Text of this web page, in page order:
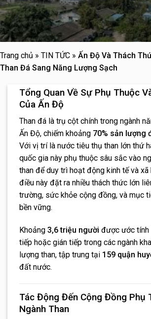
Trang chủ » TIN TỨC » Ấn Độ Và Thách
Than Đá Sang Năng Lượng Sạch
Tổng Quan Về Sự Phụ Thuộc
Của Ấn Độ
Than đá là trụ cột chính trong ngành
Ấn Độ, chiếm khoảng 70% sản lượng
Với vị trí là nước tiêu thụ than lớn thứ
quốc gia này phụ thuộc sâu sắc vào
than để duy trì hoạt động kinh tế và xã
điều này đặt ra nhiều thách thức lớn
trường, sức khỏe cộng đồng, và mục
bền vững.
Khoảng 3,6 triệu người được ước tính
tiếp hoặc gián tiếp trong các ngành
lượng than, tập trung tại 159 quận
đất nước.
Tác Động Đến Cộng Đồng Phụ
Ngành Than